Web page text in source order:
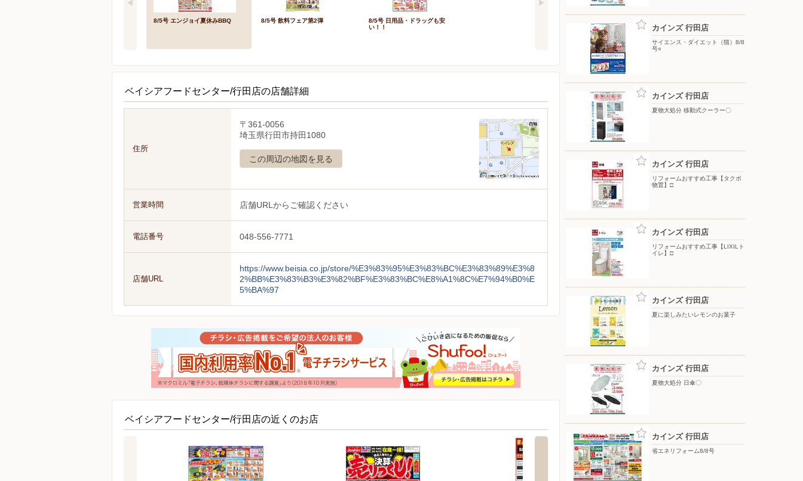
8/5号 エンジョイ夏休みBBQ 8/5号 飲料フェア第2弾
8/5号 日用品・ドラッグも安
い！！
ベイシアフードセンター/行田店の店舗詳細
住所
〒361-0056
埼玉県行田市持田1080
この周辺の地図を見る
営業時間 店舗URLからご確認ください
電話番号 048-556-7771
店舗URL
https://www.beisia.co.jp/store/%E3%83%95%E3%83%BC%E3%83%89%E3%8
2%BB%E3%83%B3%E3%82%BF%E3%83%BC%E8%A1%8C%E7%94%B0%E
5%BA%97
ベイシアフードセンター/行田店の近くのお店
カインズ 行田店
サイエンス・ダイエット（猫）8/8
号○
カインズ 行田店
夏物大処分 移動式クーラー〇
カインズ 行田店
リフォームおすすめ工事【タクボ
物置】□
カインズ 行田店
リフォームおすすめ工事【LIXILト
イレ】□
カインズ 行田店
夏に楽しみたいレモンのお菓子
カインズ 行田店
夏物大処分 日傘〇
カインズ 行田店
省エネリフォーム8/8号